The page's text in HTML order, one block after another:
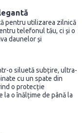
pentru utilizarea zilnică
telefonul tău, ci și o
daunelor și
o siluetă subțire, ultra-
cu un spate din
o protecție
o înălțime de până la